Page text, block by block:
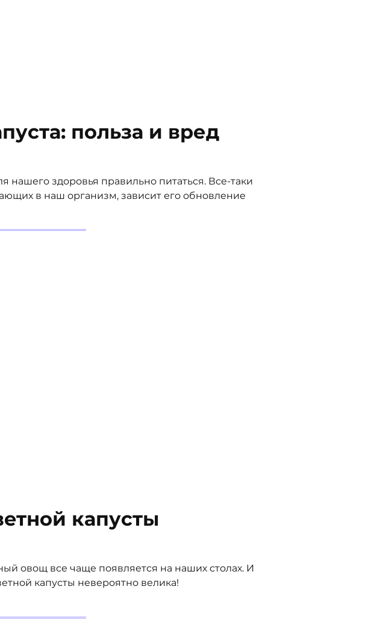
польза и вред
нашего здоровья правильно питаться. Все-таки
в наш организм, зависит его обновление
капусты
овощ все чаще появляется на наших столах. И
капусты невероятно велика!